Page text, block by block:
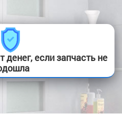
денег, если запчасть не